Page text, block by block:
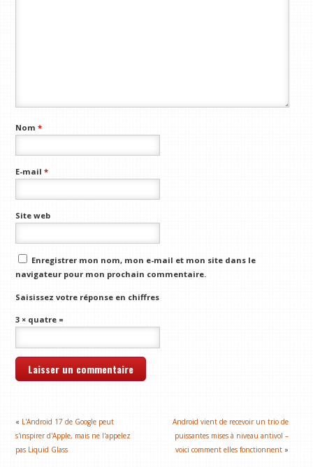
Nom*
E-mail*
Site web
Enregistrer mon nom, mon e-mail et mon site dans le
navigateur pour mon prochain commentaire.
Saisissez votre réponse en chiffres
3 × quatre =
« L'Android 17 de Google peut
s'inspirer d'Apple, mais ne l'appelez
pas Liquid Glass
Android vient de recevoir un trio de
puissantes mises à niveau antivol –
voici comment elles fonctionnent »